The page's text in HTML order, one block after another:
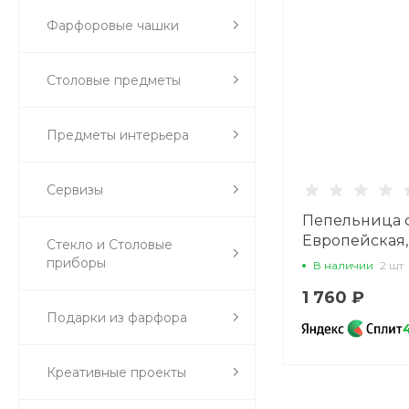
Фарфоровые чашки
Столовые предметы
Предметы интерьера
Сервизы
Стекло и Столовые
приборы
Подарки из фарфора
Креативные проекты
Пепельница
Элегант арт
В наличии 2 шт
1 760 ₽